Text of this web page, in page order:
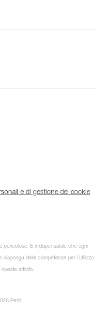
e di gestione dei cookie
pericolose. È indispensabile che ogni
delle competenze per l’utilizzo
queste attività.
Petzl